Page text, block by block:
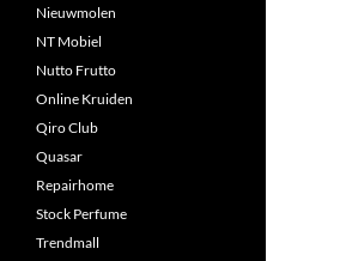
Nieuwmolen
NT Mobiel
Nutto Frutto
Online Kruiden
Qiro Club
Quasar
Repairhome
Stock Perfume
Trendmall